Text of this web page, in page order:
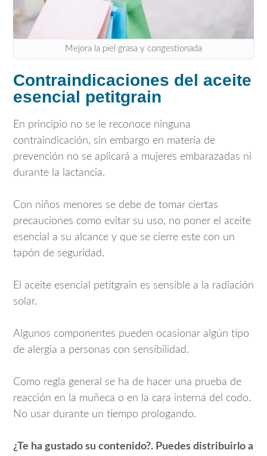
Mejora la piel grasa y congestionada
Contraindicaciones del aceite
esencial petitgrain
En principio no se le reconoce ninguna
contraindicación, sin embargo en materia de
prevención no se aplicará a mujeres embarazadas ni
durante la lactancia.
Con niños menores se debe de tomar ciertas
precauciones como evitar su uso, no poner el aceite
esencial a su alcance y que se cierre este con un
tapón de seguridad.
El aceite esencial petitgrain es sensible a la radiación
solar.
Algunos componentes pueden ocasionar algún tipo
de alergia a personas con sensibilidad.
Como regla general se ha de hacer una prueba de
reacción en la muñeca o en la cara interna del codo.
No usar durante un tiempo prologando.
¿Te ha gustado su contenido?. Puedes distribuirlo a